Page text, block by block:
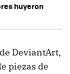
huyeron
DeviantArt,
piezas de